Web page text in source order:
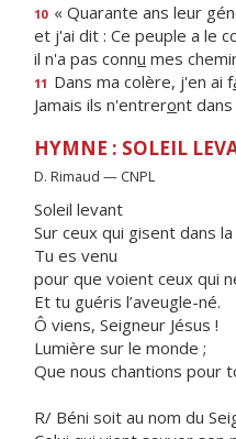
10 « Quarante ans leur
et j'ai dit : Ce peuple a le
il n'a pas connu mes
11 Dans ma colère, j'en ai f
Jamais ils n'entreront
HYMNE : SOLEIL
D. Rimaud — CNPL
Soleil levant
Sur ceux qui gisent dans
Tu es venu
pour que voient ceux qui
Et tu guéris l’aveugle-né.
Ô viens, Seigneur Jésus !
Lumière sur le monde ;
Que nous chantions pour
R/ Béni soit au nom du